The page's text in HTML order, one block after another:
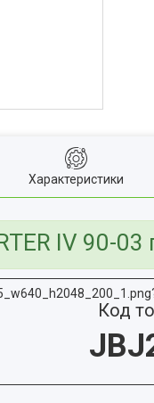
Характеристики
IV 90-
Код